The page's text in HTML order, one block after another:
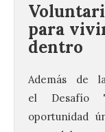
para
dentro
Además de
el Desafío
oportunidad